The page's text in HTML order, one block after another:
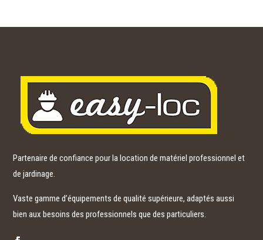
Partenaire de confiance pour la location de matériel professionnel et
de jardinage.
Vaste gamme d’équipements de qualité supérieure, adaptés aussi
bien aux besoins des professionnels que des particuliers.